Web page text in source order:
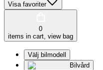
Visa favoriter
0
items in cart, view bag
Välj bilmodell
Bilvård